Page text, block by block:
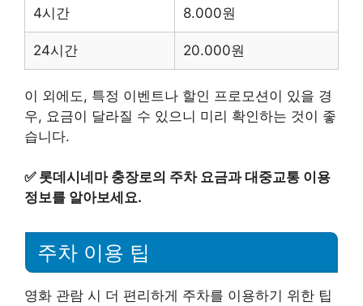
4시간 8.000원
24시간 20.000원
이 외에도, 특정 이벤트나 할인 프로모션이 있을 경
우, 요금이 달라질 수 있으니 미리 확인하는 것이 좋
습니다.
✅ 롯데시네마 충장로의 주차 요금과 대중교통 이용
정보를 알아보세요.
주차 이용 팁
영화 관람 시 더 편리하게 주차를 이용하기 위한 팁